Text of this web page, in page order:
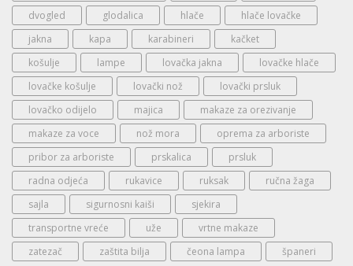
dvogled
glodalica hlače
hlače lovačke
jakna
kapa karabineri
kačket
košulje
lampe lovačka jakna
lovačke hlače
lovačke košulje
lovački nož
lovački prsluk
lovačko odijelo
majica
makaze za orezivanje
makaze za voce
nož mora
oprema za arboriste
pribor za arboriste
prskalica
prsluk
radna odjeća
rukavice ruksak
ručna žaga
sajla
sigurnosni kaiši
sjekira
transportne vreće
uže
vrtne makaze
zatezač
zaštita bilja čeona lampa španeri